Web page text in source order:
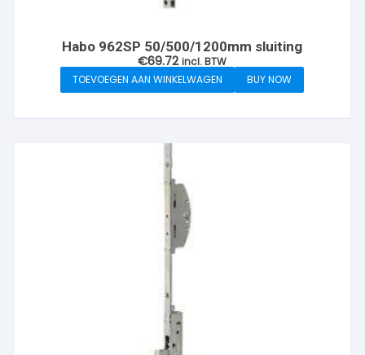
Habo 962SP 50/500/1200mm sluiting
€69.72 incl. BTW
TOEVOEGEN AAN WINKELWAGEN
BUY NOW